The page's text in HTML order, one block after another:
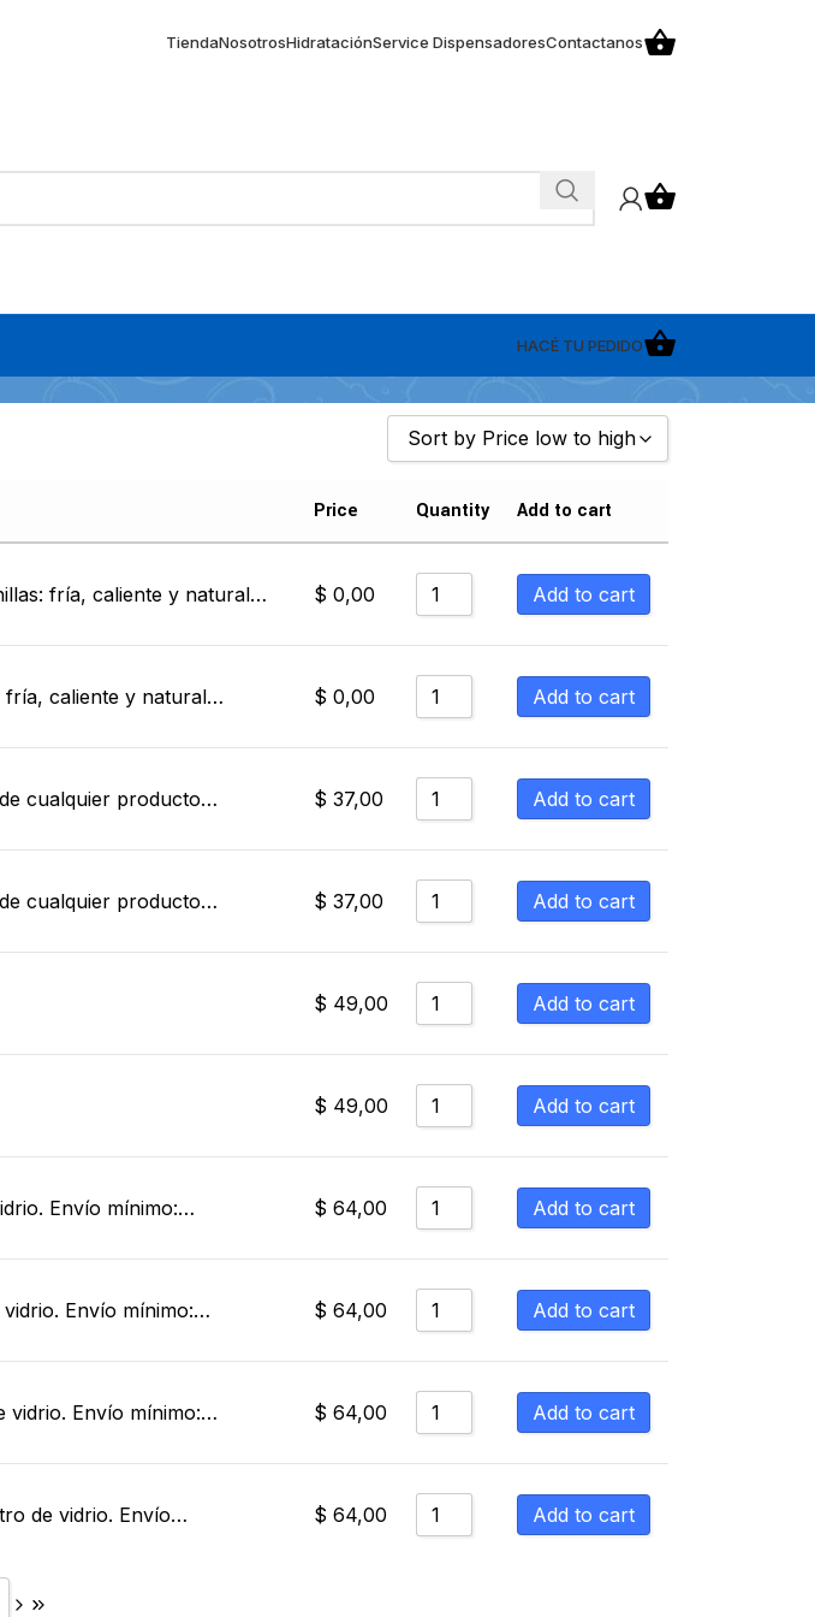
TiendaNosotrosHidrataciónService DispensadoresContactanos
HACÉ TU PEDIDO
Sort by Price low to high
Sort by Rating
Sort by Price low to high
Sort by Price high to low
Sort by Name A - Z
Sort by Name Z - A
Price Quantity Add to cart
fría, caliente y natural… $ 0,00 Add to cart
fría, caliente y natural… $ 0,00 Add to cart
cualquier producto… $ 37,00 Add to cart
cualquier producto… $ 37,00 Add to cart
$ 49,00 Add to cart
$ 49,00 Add to cart
Envío mínimo:… $ 64,00 Add to cart
Envío mínimo:… $ 64,00 Add to cart
vidrio. Envío mínimo:… $ 64,00 Add to cart
de vidrio. Envío… $ 64,00 Add to cart